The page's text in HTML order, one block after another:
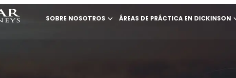
SOBRE NOSOTROS ÁREAS DE PRÁCTICA EN DICKINSON